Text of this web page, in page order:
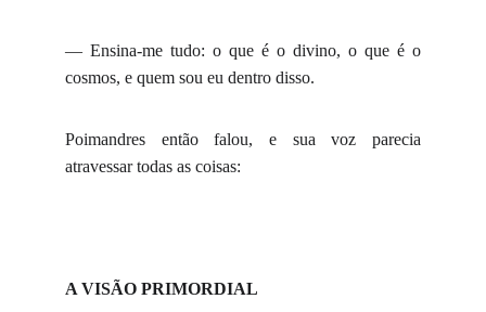
— Ensina-me tudo: o que é o divino, o que é o
cosmos, e quem sou eu dentro disso.
Poimandres então falou, e sua voz parecia
atravessar todas as coisas:
A VISÃO PRIMORDIAL